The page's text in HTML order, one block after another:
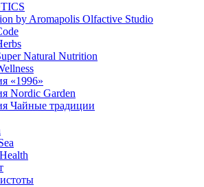
by Aromapolis Olfactive Studio
Natural Nutrition
«1996»
Nordic Garden
Чайные традиции